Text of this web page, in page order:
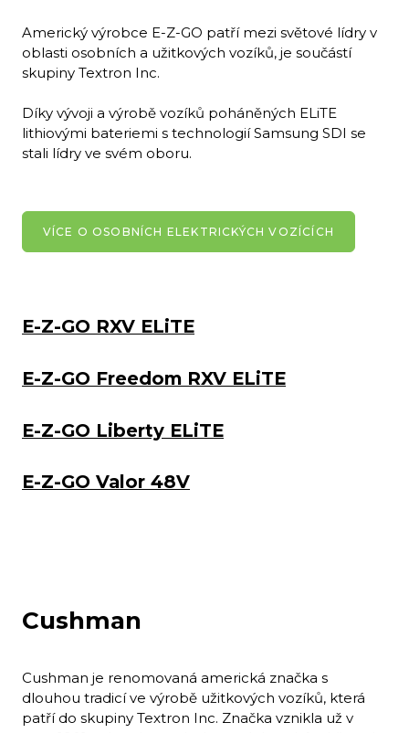
Americký výrobce E-Z-GO patří mezi světové lídry v
oblasti osobních a užitkových vozíků, je součástí
skupiny Textron Inc.
Díky vývoji a výrobě vozíků poháněných ELiTE
lithiovými bateriemi s technologií Samsung SDI se
stali lídry ve svém oboru.
VÍCE O OSOBNÍCH ELEKTRICKÝCH VOZÍCÍCH
E-Z-GO RXV ELiTE
E-Z-GO Freedom RXV ELiTE
E-Z-GO Liberty ELiTE
E-Z-GO Valor 48V
Cushman
Cushman je renomovaná americká značka s
dlouhou tradicí ve výrobě užitkových vozíků, která
patří do skupiny Textron Inc. Značka vznikla už v